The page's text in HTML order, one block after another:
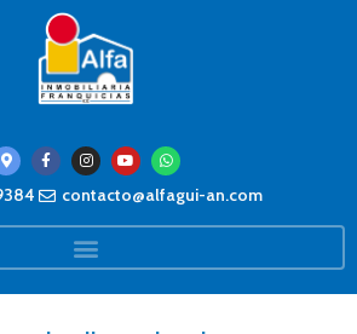
contacto@alfagui-an.com